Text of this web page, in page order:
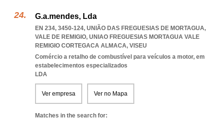
G.a.mendes, Lda
EN 234, 3450-124, UNIÃO DAS FREGUESIAS DE MORTAGUA,
VALE DE REMIGIO, UNIAO FREGUESIAS MORTAGUA VALE
REMIGIO CORTEGACA ALMACA, VISEU
Comércio a retalho de combustível para veículos a motor, em
estabelecimentos especializados
LDA
Ver empresa Ver no Mapa
Matches in the search for: